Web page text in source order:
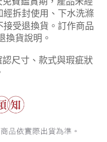
拆封使用、下水洗滌
受退換貨。訂作商品
換貨說明。
尺寸、款式與瑕疵狀